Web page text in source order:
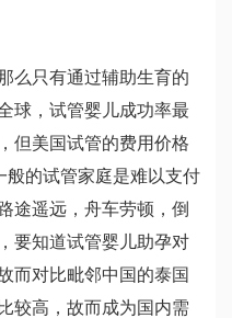
只有通过辅助生育的
球，试管婴儿成功率最
但美国试管的费用价格
般的试管家庭是难以支付
途遥远，舟车劳顿，倒
要知道试管婴儿助孕对
而对比毗邻中国的泰国
较高，故而成为国内需